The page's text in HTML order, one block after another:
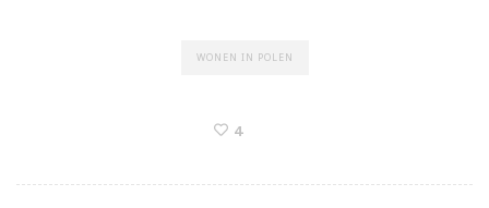
WONEN IN POLEN
4